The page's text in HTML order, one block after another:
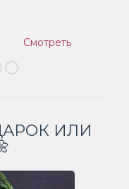
Смотреть
ИЛИ